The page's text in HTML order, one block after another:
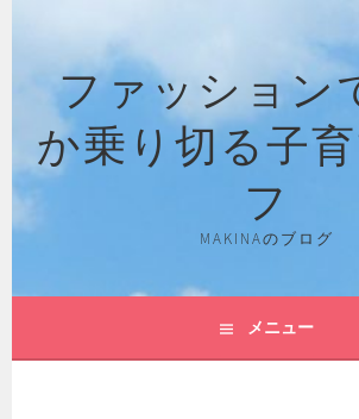
ファッション
か乗り切る子
フ
MAKINAのブログ
メニュー